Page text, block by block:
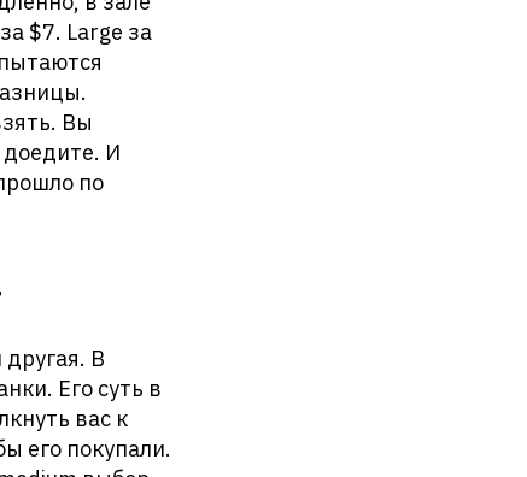
$7. Large за
Вы
И
по
В
Его суть в
вас к
его покупали.